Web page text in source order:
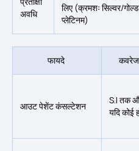
अवधि
लिए (क्रमशः सिल्वर/
प्लेटिनम)
फायदे कवरेज
आउट पेशेंट कंसल्टेशन
S.I तक
यदि कोई